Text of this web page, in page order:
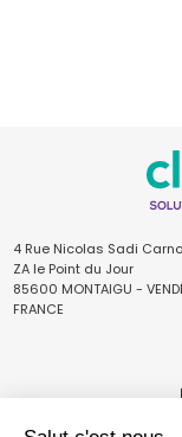
4 Rue Nicolas Sadi
ZA le Point du Jour
85600 MONTAIGU -
FRANCE